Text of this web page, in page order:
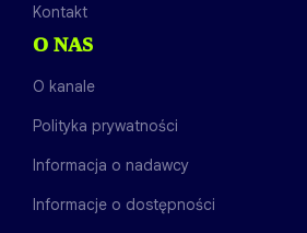
Kontakt
O NAS
O kanale
Polityka prywatności
Informacja o nadawcy
Informacje o dostępności